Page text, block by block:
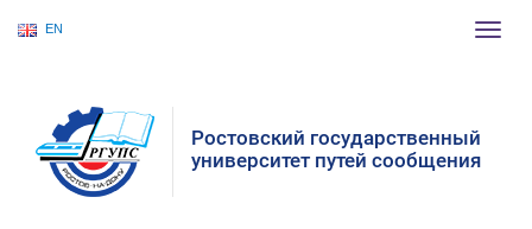
EN
Ростовский государственный
университет путей сообщения